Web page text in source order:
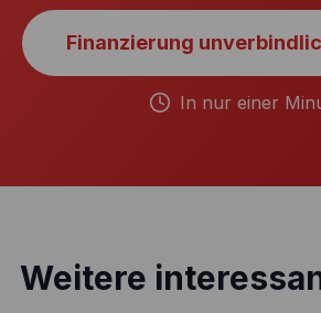
Finanzierung
In nur einer
Weitere